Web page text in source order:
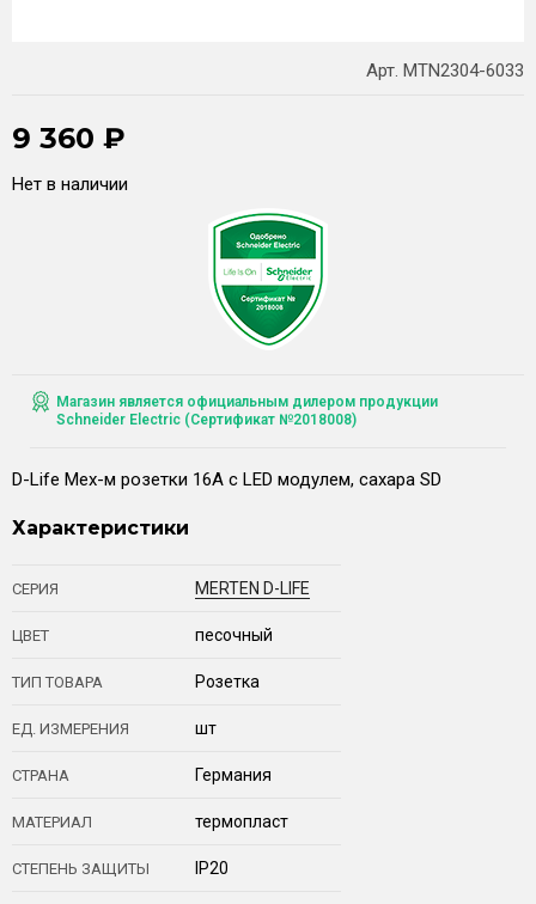
Арт. MTN2304-6033
9 360 ₽
Нет в наличии
Магазин является официальным дилером продукции
Schneider Electric (Сертификат №2018008)
D-Life Мех-м розетки 16А с LED модулем, сахара SD
Характеристики
СЕРИЯ MERTEN D-LIFE
ЦВЕТ песочный
ТИП ТОВАРА Розетка
ЕД. ИЗМЕРЕНИЯ шт
СТРАНА Германия
МАТЕРИАЛ термопласт
СТЕПЕНЬ ЗАЩИТЫ IP20